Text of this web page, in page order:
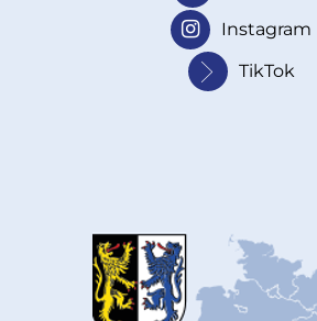
Instagram
TikTok